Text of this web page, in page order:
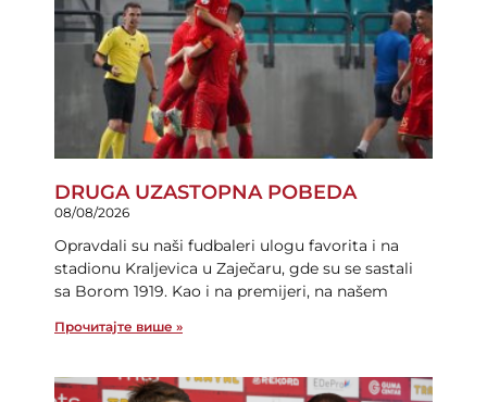
DRUGA UZASTOPNA POBEDA
08/08/2026
Opravdali su naši fudbaleri ulogu favorita i na
stadionu Kraljevica u Zaječaru, gde su se sastali
sa Borom 1919. Kao i na premijeri, na našem
Прочитајте више »